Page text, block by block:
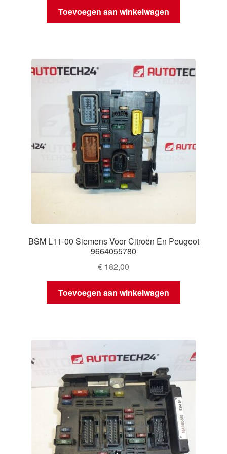
Toevoegen aan winkelwagen
BSM L11-00 Siemens Voor Citroën En Peugeot
9664055780
€ 182,00
Toevoegen aan winkelwagen